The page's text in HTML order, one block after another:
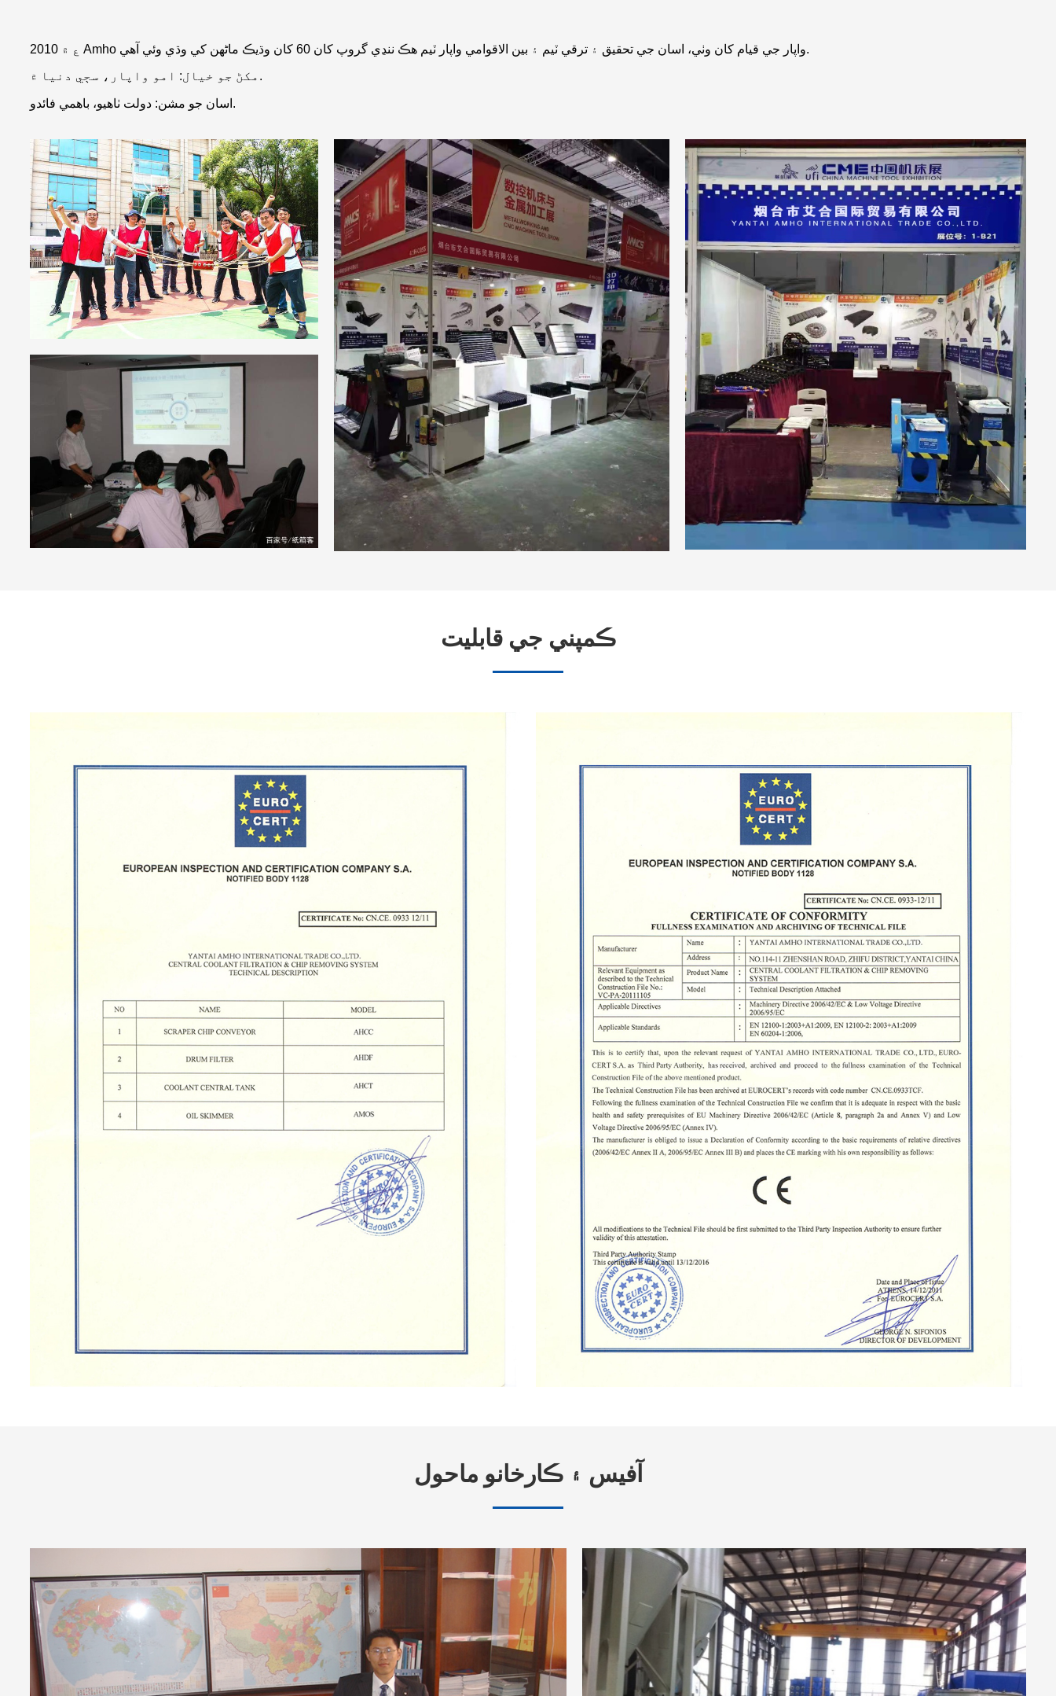
2010 ع ۾ Amho واپار جي قيام کان وٺي، اسان جي تحقيق ۽ ترقي ٽيم ۽ بين الاقوامي واپار ٽيم هڪ ننڍي گروپ کان 60 کان وڌيڪ ماڻهن کي وڌي وئي آهي.
مکڻ جو خيال: امو واپار، سڄي دنيا ۾.
اسان جو مشن: دولت ٺاهيو، باهمي فائدو.
ڪمپني جي قابليت
آفيس ۽ ڪارخانو ماحول